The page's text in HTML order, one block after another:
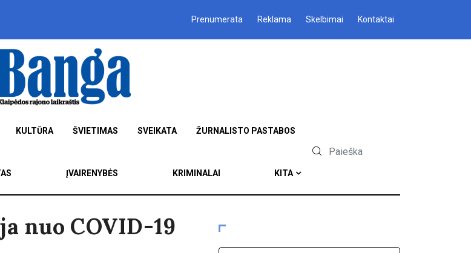
Prenumerata Reklama Skelbimai Kontaktai
KULTŪRA ŠVIETIMAS SVEIKATA ŽURNALISTO PASTABOS
ĮVAIRENYBĖS KRIMINALAI KITA
nuo COVID-19